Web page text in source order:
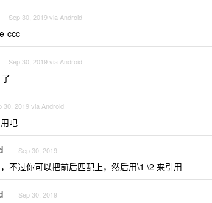
Sep 30, 2019 via Android
ccc
Sep 30, 2019 via Android
30, 2019 via Android
吧
Sep 30, 2019
不过你可以把前后匹配上，然后用\1 \2 来引用
Sep 30, 2019